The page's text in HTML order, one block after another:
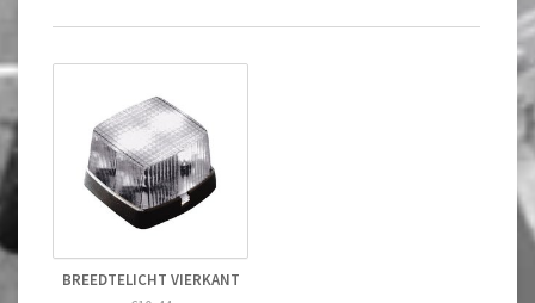
BREEDTELICHT VIERKANT